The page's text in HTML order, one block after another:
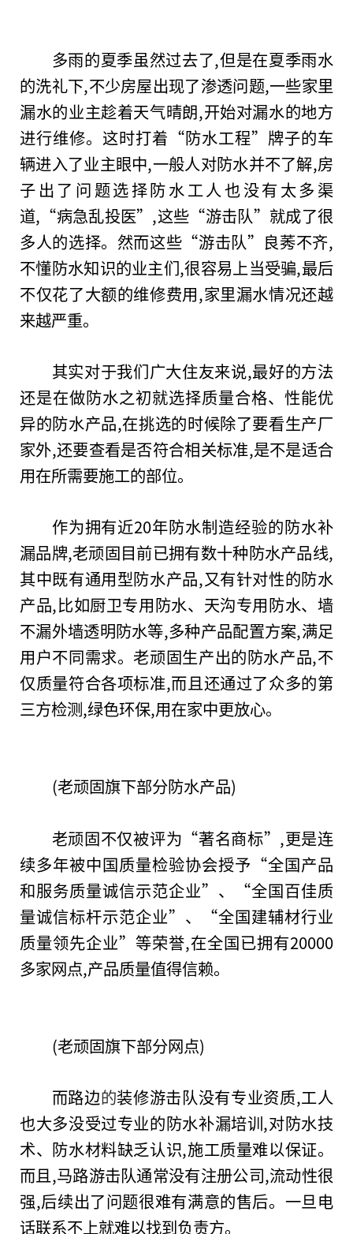
多雨的夏季虽然过去了,但是在夏季雨水
的洗礼下,不少房屋出现了渗透问题,一些家里
漏水的业主趁着天气晴朗,开始对漏水的地方
进行维修。这时打着“防水工程”牌子的车
辆进入了业主眼中,一般人对防水并不了解,房
子出了问题选择防水工人也没有太多渠
道,“病急乱投医”,这些“游击队”就成了很
多人的选择。然而这些“游击队”良莠不齐,
不懂防水知识的业主们,很容易上当受骗,最后
不仅花了大额的维修费用,家里漏水情况还越
来越严重。
其实对于我们广大住友来说,最好的方法
还是在做防水之初就选择质量合格、 性能优
异的防水产品,在挑选的时候除了要看生产厂
家外,还要查看是否符合相关标准,是不是适合
用在所需要施工的部位。
作为拥有近20年防水制造经验的防水补
漏品牌,老顽固目前已拥有数十种防水产品线,
其中既有通用型防水产品,又有针对性的防水
产品,比如厨卫专用防水、天沟专用防水、墙
不漏外墙透明防水等,多种产品配置方案,满足
用户不同需求。老顽固生产出的防水产品,不
仅质量符合各项标准,而且还通过了众多的第
三方检测,绿色环保,用在家中更放心。
(老顽固旗下部分防水产品)
老顽固不仅被评为“著名商标”,更是连
续多年被中国质量检验协会授予“全国产品
和服务质量诚信示范企业”、“全国百佳质
量诚信标杆示范企业”、“全国建辅材行业
质量领先企业”等荣誉,在全国已拥有20000
多家网点,产品质量值得信赖。
(老顽固旗下部分网点)
而路边的装修游击队没有专业资质,工人
也大多没受过专业的防水补漏培训,对防水技
术、防水材料缺乏认识,施工质量难以保证。
而且,马路游击队通常没有注册公司,流动性很
强,后续出了问题很难有满意的售后。一旦电
话联系不上就难以找到负责方。